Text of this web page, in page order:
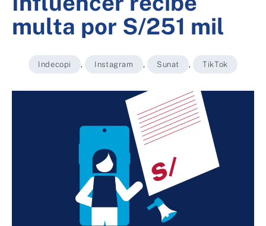
multa por S/251 mil
Indecopi , Instagram , Sunat , TikTok